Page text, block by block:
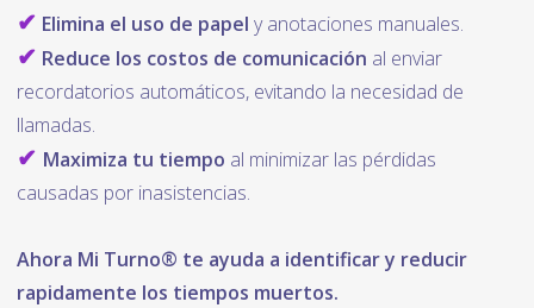
✔ Elimina el uso de papel y anotaciones manuales.
✔ Reduce los costos de comunicación al enviar
recordatorios automáticos, evitando la necesidad de
llamadas.
✔ Maximiza tu tiempo al minimizar las pérdidas
causadas por inasistencias.
Ahora Mi Turno® te ayuda a identificar y reducir
rapidamente los tiempos muertos.